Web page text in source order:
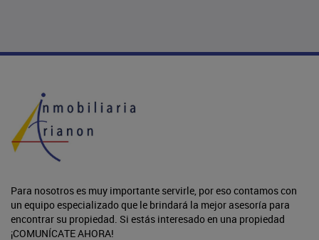
Para nosotros es muy importante servirle, por eso contamos con
un equipo especializado que le brindará la mejor asesoría para
encontrar su propiedad. Si estás interesado en una propiedad
¡COMUNÍCATE AHORA!